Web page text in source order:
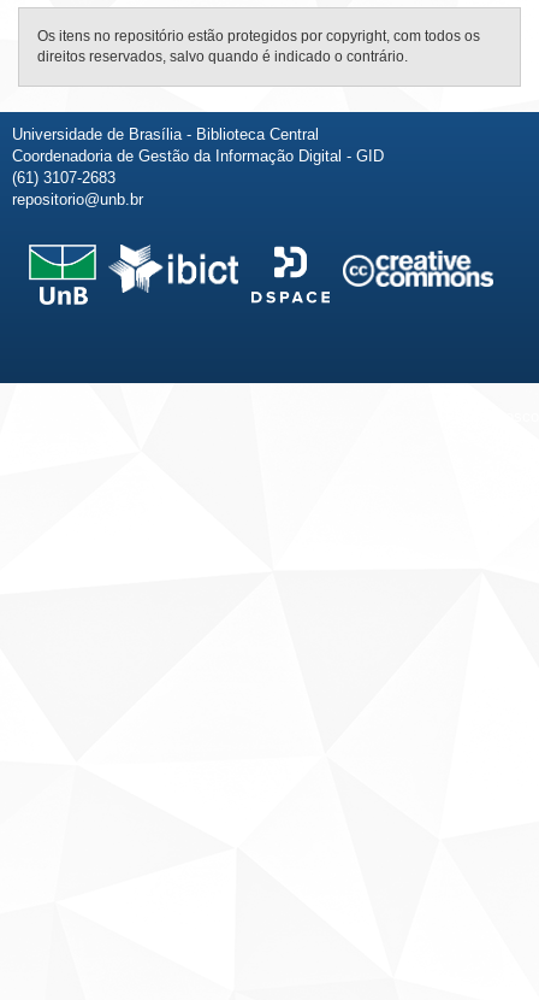
Os itens no repositório estão protegidos por copyright, com todos os
direitos reservados, salvo quando é indicado o contrário.
Universidade de Brasília - Biblioteca Central
Coordenadoria de Gestão da Informação Digital - GID
(61) 3107-2683
repositorio@unb.br